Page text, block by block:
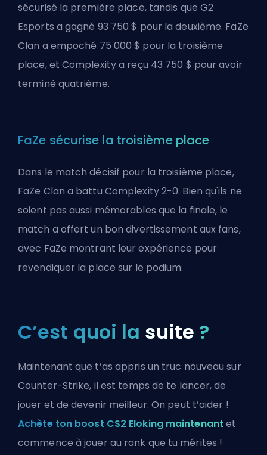
sécurisé la première place, tandis que G2
Esports a gagné 93 750 $ pour la deuxième. FaZe
Clan a empoché 75 000 $ pour la troisième
place, et Complexity a reçu 43 750 $ pour avoir
terminé quatrième.
FaZe sécurise la troisième place
Dans le match décisif pour la troisième place,
FaZe Clan a battu Complexity 2-0. Bien qu'ils ne
soient pas aussi mémorables que la finale, le
match a offert un bon divertissement aux fans,
avec FaZe montrant leur expérience pour
revendiquer la place sur le podium.
C’est quoi la suite ?
Maintenant que t’as appris un truc nouveau sur
Counter-Strike, il est temps de te lancer, de
jouer et de devenir meilleur. On peut t’aider !
Achète ton boost CS2 Eloking maintenant et
commence à jouer au rank que tu mérites !